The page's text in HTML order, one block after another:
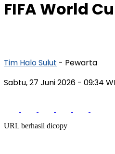
FIFA World
Tim Halo Sulut - Pewarta
Sabtu, 27 Juni 2026 - 09:34
URL berhasil dicopy